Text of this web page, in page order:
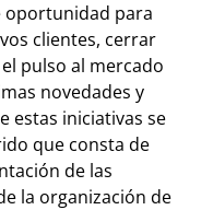
oportunidad para
clientes, cerrar
pulso al mercado
novedades y
estas iniciativas se
que consta de
de las
la organización de